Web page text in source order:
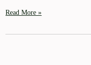
Read More »